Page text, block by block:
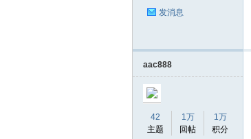
发消息
aac888
42
主题
1万
回帖
1万
积分